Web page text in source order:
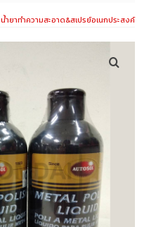
น้ำยาทำความสะอาด&สเปรย์อเนกประสงค์